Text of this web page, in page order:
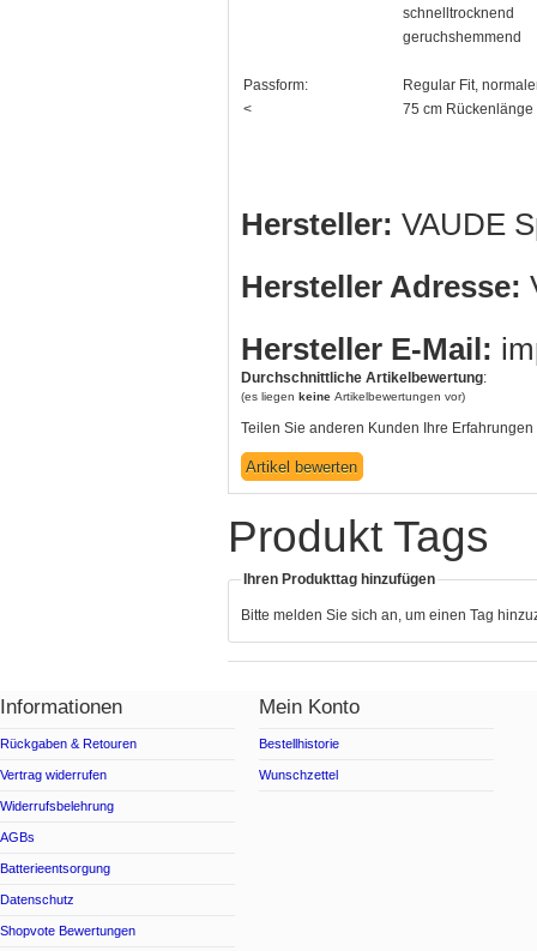
schnelltrocknend
geruchshemmend
Passform:
Regular Fit,
<
75 cm Rückenlänge
Hersteller: VAUDE
Hersteller Adresse:
Hersteller E-Mail:
Durchschnittliche Artikelbewertung:
(es liegen keine Artikelbewertungen vor)
Teilen Sie anderen Kunden Ihre Erfahrungen
Produkt Tags
Ihren Produkttag hinzufügen
Bitte melden Sie sich an, um einen Tag
Informationen
Rückgaben & Retouren
Vertrag widerrufen
Widerrufsbelehrung
AGBs
Batterieentsorgung
Datenschutz
Shopvote Bewertungen
Mein Konto
Bestellhistorie
Wunschzettel